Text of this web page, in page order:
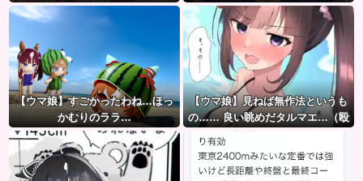
い場所だな」
【ウマ娘】すごかったわね…ほっ
かむりのララ…
【ウマ娘】見ねば無作法というも
の…… 良い眺めだタルマエ…（殴